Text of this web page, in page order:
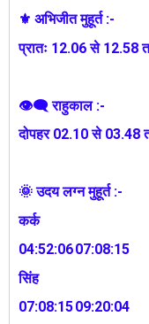
⚜️ अभिजीत मुहूर्त :-
प्रातः 12.06 से 12.58
👁‍🗨 राहुकाल :-
दोपहर 02.10 से 03.48
🌞 उदय लग्न मुहूर्त :-
कर्क
04:52:0607:08:15
सिंह
07:08:1509:20:04